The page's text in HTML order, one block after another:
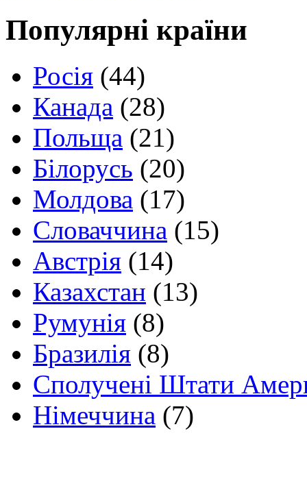
Популярні країни
Росія (44)
Канада (28)
Польща (21)
Білорусь (20)
Молдова (17)
Словаччина (15)
Австрія (14)
Казахстан (13)
Румунія (8)
Бразилія (8)
Сполучені Штати
Німеччина (7)